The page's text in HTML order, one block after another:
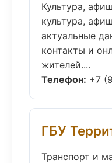
Культура,
культура,
актуальные
контакты и
жителей....
Телефон: +7
ГБУ
Транспорт и